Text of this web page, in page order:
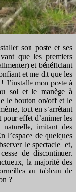
son poste et ses
que les premiers
et bénéficiant
et me dit que les
J’installe mon poste à
sol et le manège à
le bouton on/off et le
tout en s’arrêtant
effet d’animer les
imitant des
l’espace de quelques
le spectacle, et,
de discontinuer.
la majorité des
au tableau de
?